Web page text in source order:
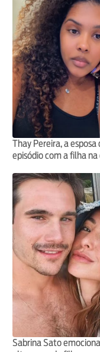
Thay Pereira, a
episódio com a filha
Sabrina Sato